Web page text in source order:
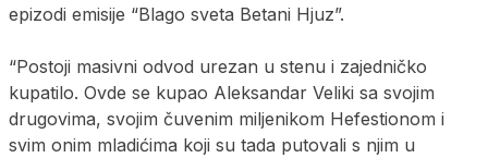
epizodi emisije “Blago sveta Betani Hjuz”.
“Postoji masivni odvod urezan u stenu i zajedničko
kupatilo. Ovde se kupao Aleksandar Veliki sa svojim
drugovima, svojim čuvenim miljenikom Hefestionom i
svim onim mladićima koji su tada putovali s njim u